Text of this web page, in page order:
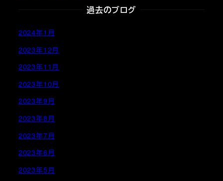
過去のブログ
2024年1月
2023年12月
2023年11月
2023年10月
2023年9月
2023年8月
2023年7月
2023年6月
2023年5月